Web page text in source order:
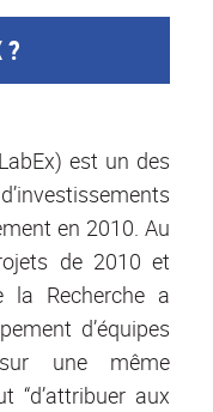
?
est un des
en 2010. Au
de 2010 et
la Recherche a
d’équipes
une même
“d’attribuer aux